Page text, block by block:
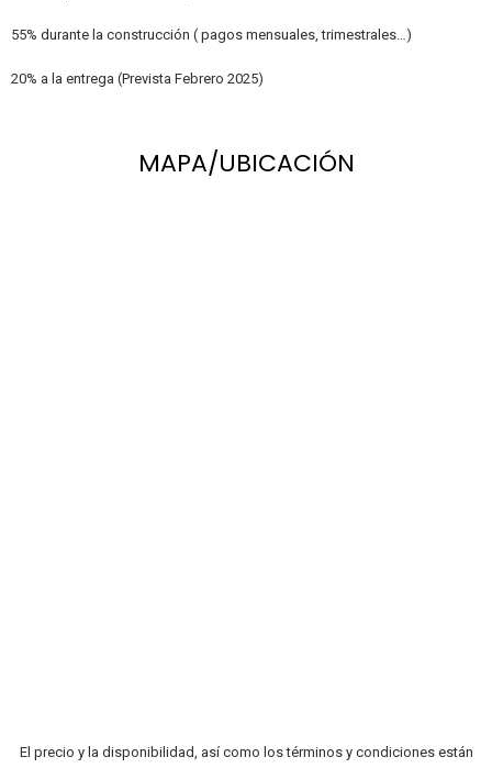
55% durante la construcción ( pagos mensuales, trimestrales…)
20% a la entrega (Prevista Febrero 2025)
MAPA/UBICACIÓN
El precio y la disponibilidad, así como los términos y condiciones están